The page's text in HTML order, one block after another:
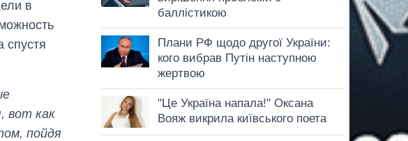
в
спустя
вот как
пойдя